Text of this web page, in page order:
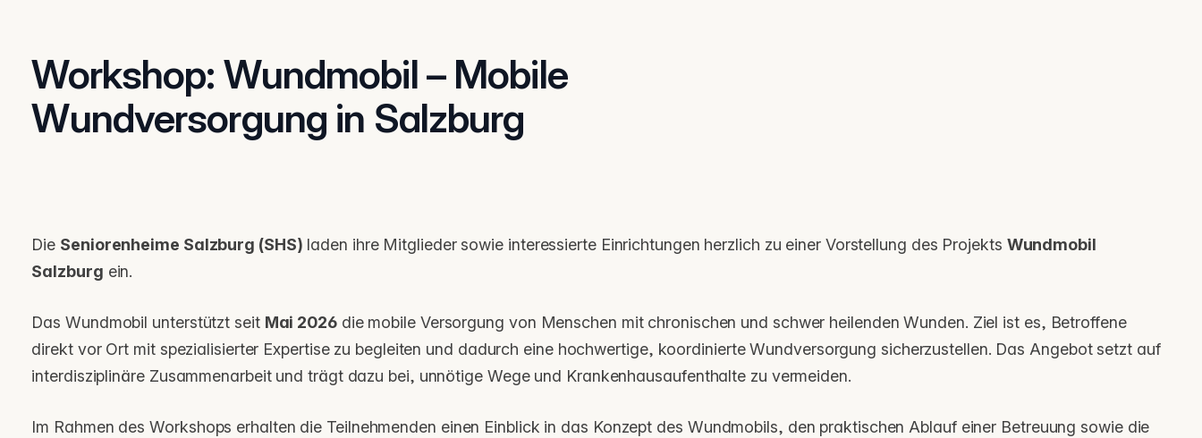
Workshop: Wundmobil – Mobile
Wundversorgung in Salzburg
Die Seniorenheime Salzburg (SHS) laden ihre Mitglieder sowie interessierte Einrichtungen herzlich zu einer Vorstellung des Projekts Wundmobil
Salzburg ein.
Das Wundmobil unterstützt seit Mai 2026die mobile Versorgung von Menschen mit chronischen und schwer heilenden Wunden. Ziel ist es, Betroffene
direkt vor Ort mit spezialisierter Expertise zu begleiten und dadurch eine hochwertige, koordinierte Wundversorgung sicherzustellen. Das Angebot setzt auf
interdisziplinäre Zusammenarbeit und trägt dazu bei, unnötige Wege und Krankenhausaufenthalte zu vermeiden.
Im Rahmen des Workshops erhalten die Teilnehmenden einen Einblick in das Konzept des Wundmobils, den praktischen Ablauf einer Betreuung sowie die